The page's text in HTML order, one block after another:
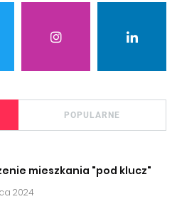
POPULARNE
mieszkania "pod klucz"
2024